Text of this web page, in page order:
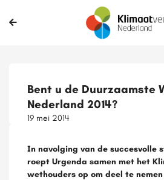
Bent u de Duurzaamste
Nederland 2014?
19 mei 2014
In navolging van de succesvolle
roept Urgenda samen met het
wethouders op om deel te